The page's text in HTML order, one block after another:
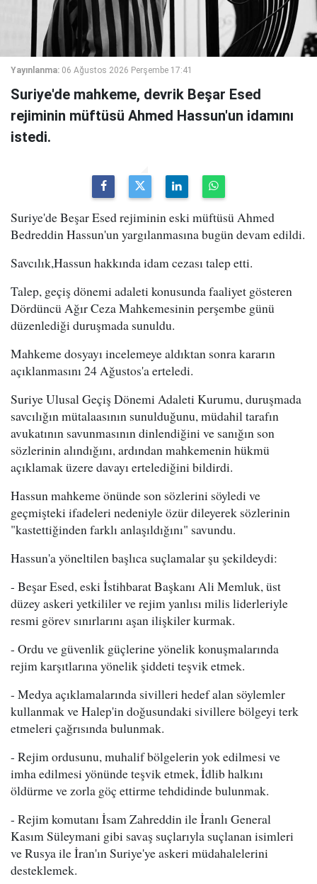
Yayınlanma: 06 Ağustos 2026 Perşembe 17:41
Suriye'de mahkeme, devrik Beşar Esed
rejiminin müftüsü Ahmed Hassun'un idamını
istedi.
Suriye'de Beşar Esed rejiminin eski müftüsü Ahmed
Bedreddin Hassun'un yargılanmasına bugün devam edildi.
Savcılık,Hassun hakkında idam cezası talep etti.
Talep, geçiş dönemi adaleti konusunda faaliyet gösteren
Dördüncü Ağır Ceza Mahkemesinin perşembe günü
düzenlediği duruşmada sunuldu.
Mahkeme dosyayı incelemeye aldıktan sonra kararın
açıklanmasını 24 Ağustos'a erteledi.
Suriye Ulusal Geçiş Dönemi Adaleti Kurumu, duruşmada
savcılığın mütalaasının sunulduğunu, müdahil tarafın
avukatının savunmasının dinlendiğini ve sanığın son
sözlerinin alındığını, ardından mahkemenin hükmü
açıklamak üzere davayı ertelediğini bildirdi.
Hassun mahkeme önünde son sözlerini söyledi ve
geçmişteki ifadeleri nedeniyle özür dileyerek sözlerinin
"kastettiğinden farklı anlaşıldığını" savundu.
Hassun'a yöneltilen başlıca suçlamalar şu şekildeydi:
- Beşar Esed, eski İstihbarat Başkanı Ali Memluk, üst
düzey askeri yetkililer ve rejim yanlısı milis liderleriyle
resmi görev sınırlarını aşan ilişkiler kurmak.
- Ordu ve güvenlik güçlerine yönelik konuşmalarında
rejim karşıtlarına yönelik şiddeti teşvik etmek.
- Medya açıklamalarında sivilleri hedef alan söylemler
kullanmak ve Halep'in doğusundaki sivillere bölgeyi terk
etmeleri çağrısında bulunmak.
- Rejim ordusunu, muhalif bölgelerin yok edilmesi ve
imha edilmesi yönünde teşvik etmek, İdlib halkını
öldürme ve zorla göç ettirme tehdidinde bulunmak.
- Rejim komutanı İsam Zahreddin ile İranlı General
Kasım Süleymani gibi savaş suçlarıyla suçlanan isimleri
ve Rusya ile İran'ın Suriye'ye askeri müdahalelerini
desteklemek.